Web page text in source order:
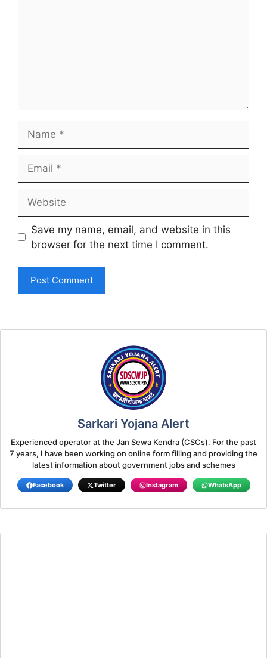
Save my name, email, and website in this
browser for the next time I comment.
Sarkari Yojana Alert
Experienced operator at the Jan Sewa Kendra (CSCs). For the past
7 years, I have been working on online form filling and providing the
latest information about government jobs and schemes
Facebook Twitter Instagram WhatsApp